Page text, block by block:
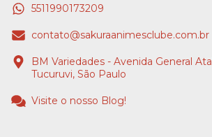
5511990173209
contato@sakuraanimesclube.com.br
BM Variedades - Avenida General
Tucuruvi, São Paulo
Visite o nosso Blog!